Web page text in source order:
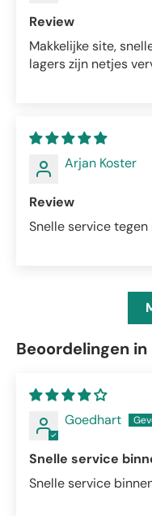
Review
Makkelijke site,
lagers zijn netjes
Arjan Koster
Review
Snelle service
Beoordelingen
Goedhart
Snelle service
Snelle service